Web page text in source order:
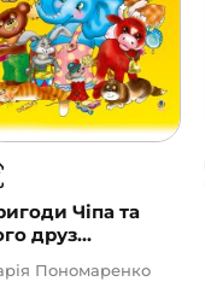
Чіпа та
друз...
Пономаренко